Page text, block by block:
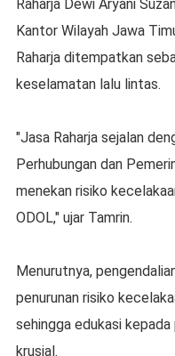
Raharja Dewi Aryani
Kantor Wilayah Jawa
Raharja ditempatkan
keselamatan lalu lintas.
"Jasa Raharja sejalan
Perhubungan dan
menekan risiko
ODOL," ujar Tamrin.
Menurutnya,
penurunan risiko
sehingga edukasi
krusial.